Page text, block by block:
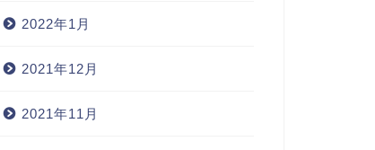
2022年1月
2021年12月
2021年11月